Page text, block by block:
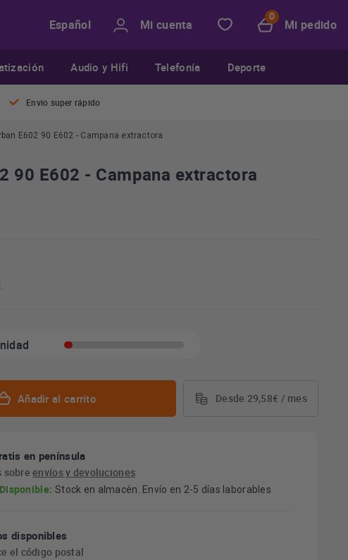
Español Mi cuenta Mi pedido
Audio y Hifi Telefonía Deporte
Envio super rápido
E602 90 E602 - Campana extractora
90 E602 - Campana extractora
Añadir al carrito Desde 29,58€ / mes
en península
sobreenvíos y devoluciones
Disponible: Stock en almacén. Envío en 2-5 días laborables
disponibles
el código postal